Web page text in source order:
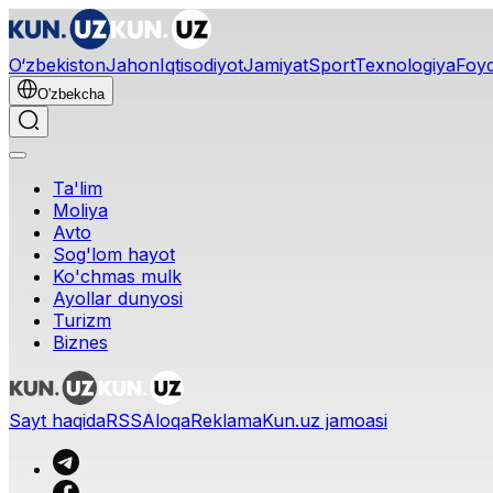
O‘zbekistonJahonIqtisodiyotJamiyatSportTexnologiya
O'zbekcha
Ta'lim
Moliya
Avto
Sog'lom hayot
Ko'chmas mulk
Ayollar dunyosi
Turizm
Biznes
Sayt haqidaRSSAloqaReklamaKun.uz jamoasi